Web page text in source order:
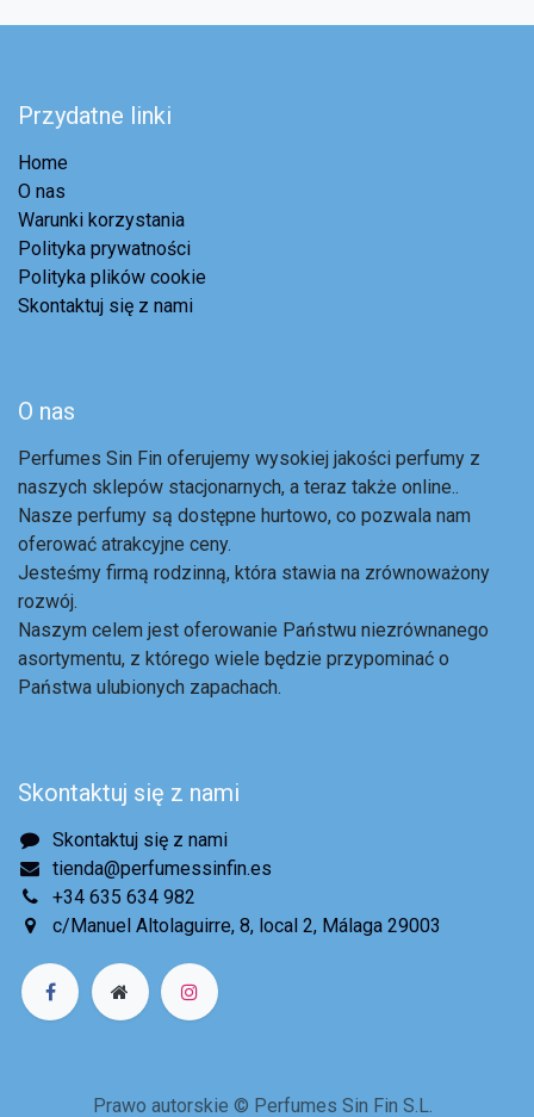
Przydatne linki
Home
O nas
Warunki korzystania
Polityka prywatności
Polityka plików cookie
Skontaktuj się z nami
O nas
Perfumes Sin Fin oferujemy wysokiej jakości perfumy z
naszych sklepów stacjonarnych, a teraz także online..
Nasze perfumy są dostępne hurtowo, co pozwala nam
oferować atrakcyjne ceny.
Jesteśmy firmą rodzinną, która stawia na zrównoważony
rozwój.
Naszym celem jest oferowanie Państwu niezrównanego
asortymentu, z którego wiele będzie przypominać o
Państwa ulubionych zapachach.
Skontaktuj się z nami
Skontaktuj się z nami
tienda@perfumessinfin.es
+34 635 634 982
c/Manuel Altolaguirre, 8, local 2, Málaga 29003
Prawo autorskie © Perfumes Sin Fin S.L.